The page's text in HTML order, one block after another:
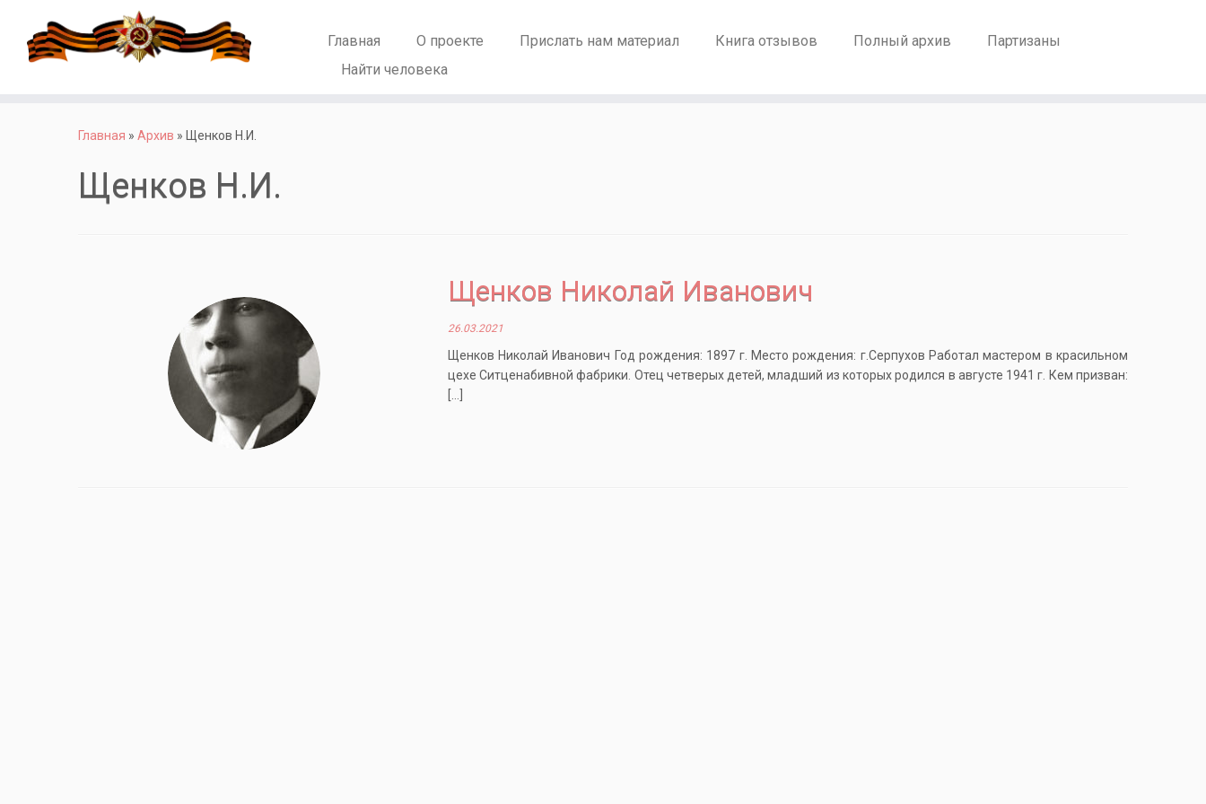
Главная О проекте Прислать нам материал Книга отзывов Полный архив
Партизаны
Найти человека
Главная » Архив » Щенков Н.И.
Щенков Н.И.
Щенков Николай Иванович
26.03.2021
Щенков Николай Иванович Год рождения: 1897 г. Место рождения: г.Серпухов Работал мастером в красильном
цехе Ситценабивной фабрики. Отец четверых детей, младший из которых родился в августе 1941 г. Кем призван: